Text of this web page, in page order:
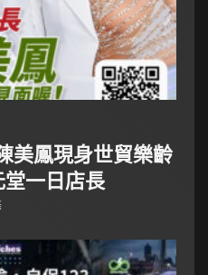
美鳳現身世貿樂齡
堂一日店長